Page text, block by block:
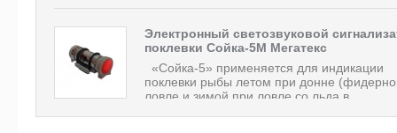
Электронный светозвуковой
поклевки Сойка-5М Мегатекс
«Сойка-5» применяется для индикации
поклевки рыбы летом при донне
ловле и зимой при ловле со льда в...